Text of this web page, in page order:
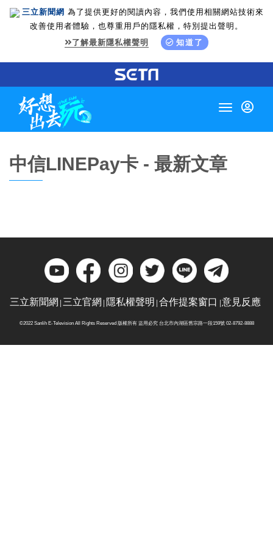
三立新聞網 為了提供更好的閱讀內容，我們使用相關網站技術來
改善使用者體驗，也尊重用戶的隱私權，特別提出聲明。
了解最新隱私權聲明
知道了
Toggle
中信LINEPay卡 - 最新文章
三立新聞網 三立官網 隱私權聲明 合作提案窗口 意見反應
©2022 Sanlih E-Television All Rights Reserved 版權所有 盜用必究 台北市內湖區舊宗路一段159號 02-8792-8888